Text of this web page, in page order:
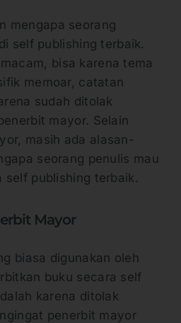
mengapa seorang
self publishing terbaik.
bisa karena tema
memoar, catatan
sudah ditolak
mayor. Selain
masih ada alasan-
seorang penulis mau
self publishing terbaik.
Mayor
biasa digunakan oleh
buku secara self
karena ditolak
penerbit mayor